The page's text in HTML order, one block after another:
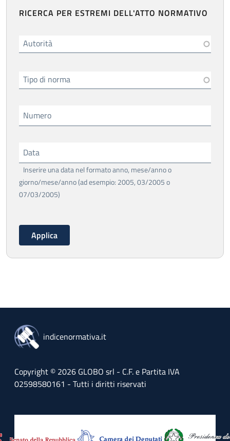
RICERCA PER ESTREMI DELL'ATTO NORMATIVO
Autorità
Tipo di norma
Numero
Data
Inserire una data nel formato anno, mese/anno o
giorno/mese/anno (ad esempio: 2005, 03/2005 o
07/03/2005)
indicenormativa.it
Copyright © 2026 GLOBO srl - C.F. e Partita IVA
02598580161 - Tutti i diritti riservati